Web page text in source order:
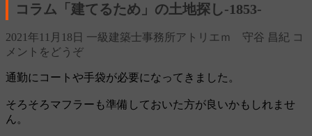
コラム「建てるため」の土地探し‐1853‐
2021年11月18日 一級建築士事務所アトリエｍ 守谷 昌紀 コ
メントをどうぞ
通勤にコートや手袋が必要になってきました。
そろそろマフラーも準備しておいた方が良いかもしれませ
ん。